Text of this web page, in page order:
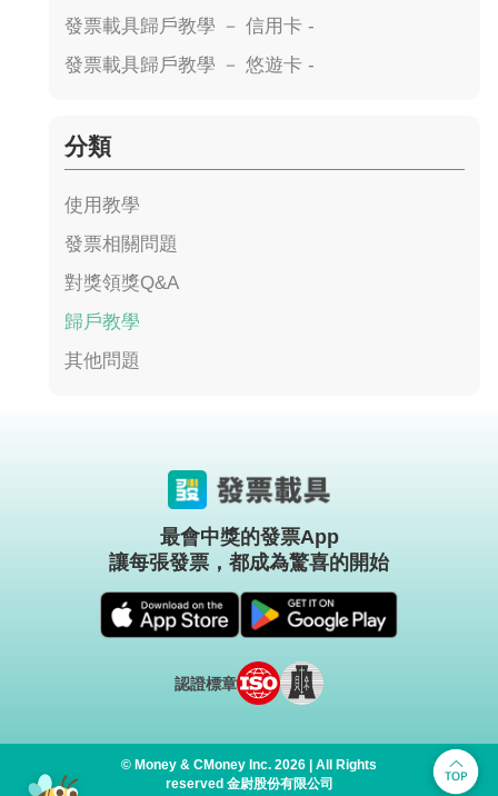
發票載具歸戶教學 － 信用卡 -
發票載具歸戶教學 － 悠遊卡 -
分類
使用教學
發票相關問題
對獎領獎Q&A
歸戶教學
其他問題
最會中獎的發票App
讓每張發票，都成為驚喜的開始
認證標章
© Money & CMoney Inc. 2026 | All Rights
reserved 金尉股份有限公司